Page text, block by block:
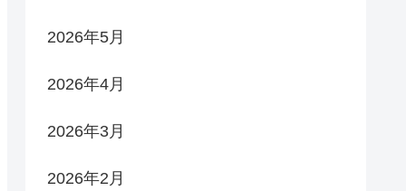
2026年5月
2026年4月
2026年3月
2026年2月